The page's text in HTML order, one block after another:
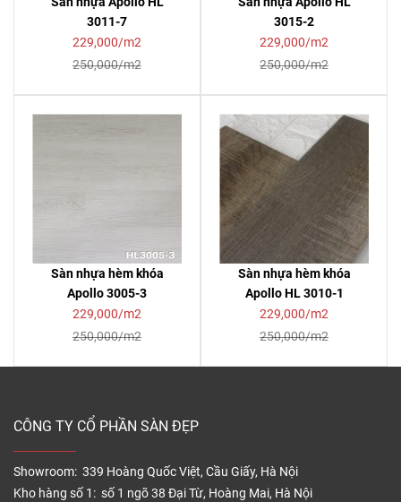
3011-7
229,000/m2
250,000/m2
3015-2
229,000/m2
250,000/m2
Sàn nhựa hèm khóa
Apollo 3005-3
229,000/m2
250,000/m2
Sàn nhựa hèm khóa
Apollo HL 3010-1
229,000/m2
250,000/m2
CÔNG TY CỔ PHẦN SÀN ĐẸP
Showroom: 339 Hoàng Quốc Việt, Cầu Giấy, Hà Nội
Kho hàng số 1: số 1 ngõ 38 Đại Từ, Hoàng Mai, Hà Nội